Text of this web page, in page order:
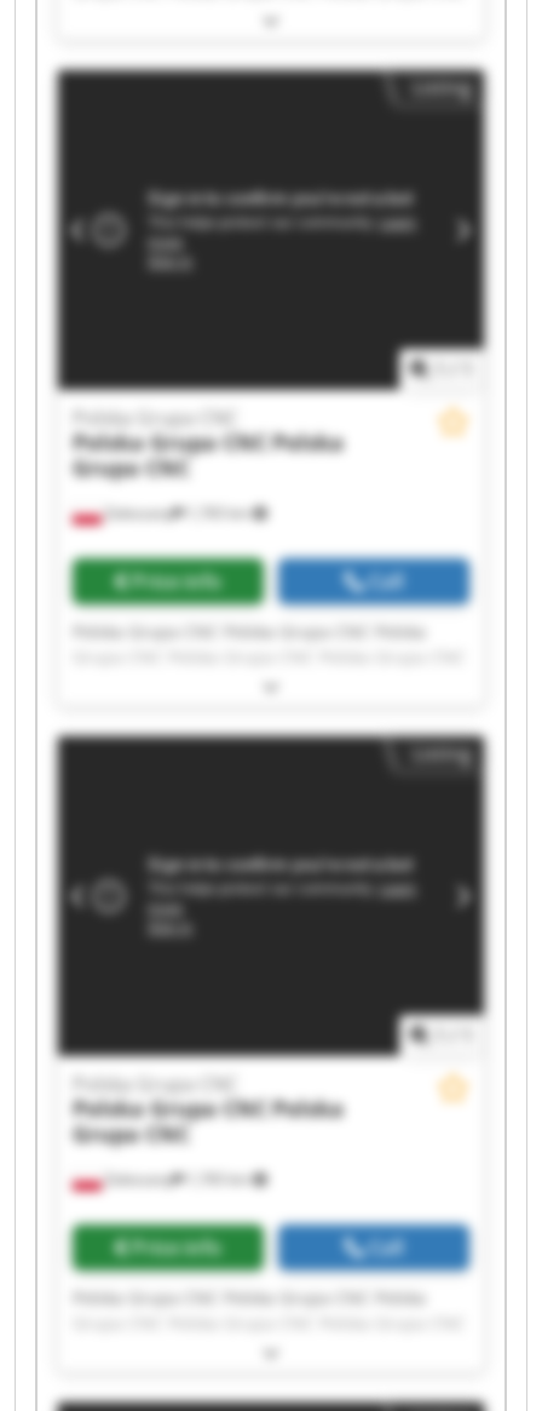
Polska Grupa CNC Polska Grupa CNC Polska
Polska Grupa CNC Polska Grupa CNC Polska
Grupa CNC Polska Grupa CNC Polska Grupa CNC
Listing
Zaleszany 1,765 km
Polska Grupa CNC
Polska Grupa CNC Polska
Grupa CNC
Price info Call
Polska Grupa CNC Polska Grupa CNC Polska
Polska Grupa CNC Polska Grupa CNC Polska
Polska Grupa CNC Polska Grupa CNC Polska
Grupa CNC Polska Grupa CNC Polska Grupa CNC
Listing
Zaleszany 1,765 km
Polska Grupa CNC
Polska Grupa CNC Polska
Grupa CNC
Price info Call
Polska Grupa CNC Polska Grupa CNC Polska
Polska Grupa CNC Polska Grupa CNC Polska
Polska Grupa CNC Polska Grupa CNC Polska